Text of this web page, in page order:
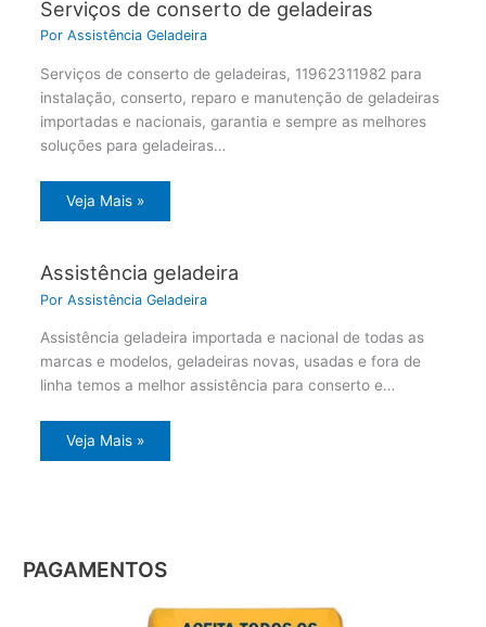
Serviços de conserto de geladeiras
Por Assistência Geladeira
Serviços de conserto de geladeiras, 11962311982 para
instalação, conserto, reparo e manutenção de geladeiras
importadas e nacionais, garantia e sempre as melhores
soluções para geladeiras…
Veja Mais »
Assistência geladeira
Por Assistência Geladeira
Assistência geladeira importada e nacional de todas as
marcas e modelos, geladeiras novas, usadas e fora de
linha temos a melhor assistência para conserto e…
Veja Mais »
PAGAMENTOS